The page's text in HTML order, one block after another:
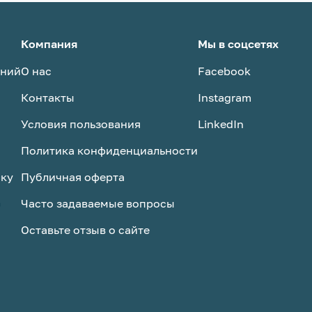
Компания
О нас
Контакты
Условия пользования
Политика конфиденциальности
Публичная оферта
Часто задаваемые вопросы
Оставьте отзыв о сайте
Мы в соцсетях
Facebook
Instagram
LinkedIn